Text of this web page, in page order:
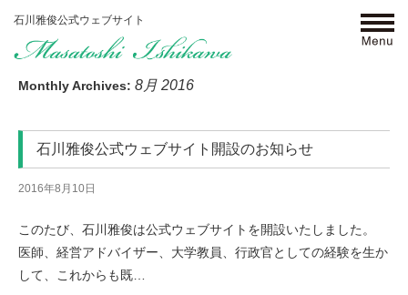
石川雅俊公式ウェブサイト
click
Monthly Archives: 8月 2016
石川雅俊公式ウェブサイト開設のお知らせ
2016年8月10日
このたび、石川雅俊は公式ウェブサイトを開設いたしました。
医師、経営アドバイザー、大学教員、行政官としての経験を生か
して、これからも既…